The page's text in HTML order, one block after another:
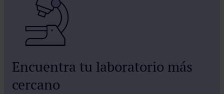
Encuentra tu laboratorio más
cercano